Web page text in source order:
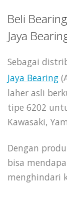
Beli
Jaya
Sebagai
Jaya Bearing
laher asli
tipe 6202
Kawasaki,
Dengan
bisa
menghindari